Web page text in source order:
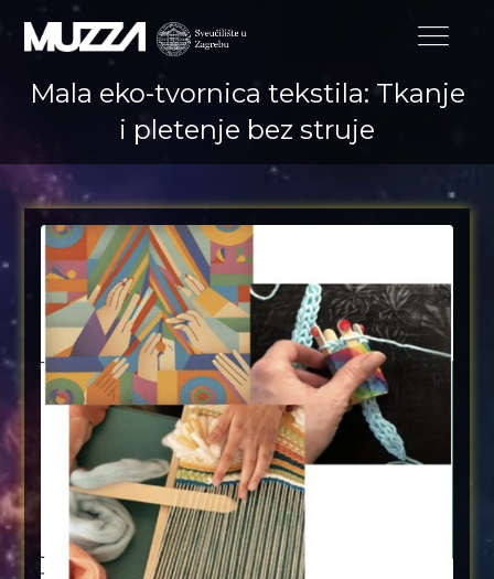
Mala eko-tvornica tekstila: Tkanje
i pletenje bez struje